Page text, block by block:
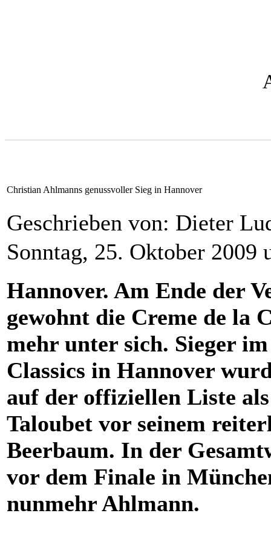
Christian Ahlmanns genussvoller Sieg in Hannover
Geschrieben von: Dieter
Sonntag, 25. Oktober 2009
Hannover. Am Ende der
gewohnt die Creme de la
mehr unter sich. Sieger
Classics in Hannover
auf der offiziellen Liste
Taloubet vor seinem
Beerbaum. In der
vor dem Finale in
nunmehr Ahlmann.